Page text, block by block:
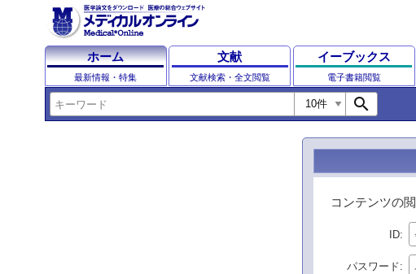
ホーム
最新情報・特集
文献
文献検索・全文閲覧
イーブックス
電子書籍閲覧
search
コンテンツの
ID
パスワード